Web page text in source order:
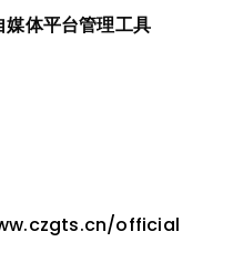
体平台管理工具
official